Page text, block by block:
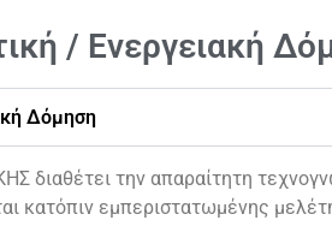
/ Ενεργειακή
Δόμηση
διαθέτει την απαραίτητη
κατόπιν εμπεριστατωμένης